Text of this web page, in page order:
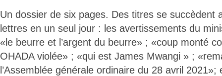
Un dossier de six pages. Des titres se succèdent
lettres en un seul jour : les avertissements du
«le beurre et l’argent du beurre» ; «coup monté
OHADA violée» ; «qui est James Mwangi » ;
l’Assemblée générale ordinaire du 28 avril 2021»;